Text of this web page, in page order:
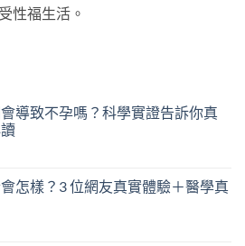
性福生活。
導致不孕嗎？科學實證告訴你真
怎樣？3 位網友真實體驗＋醫學真